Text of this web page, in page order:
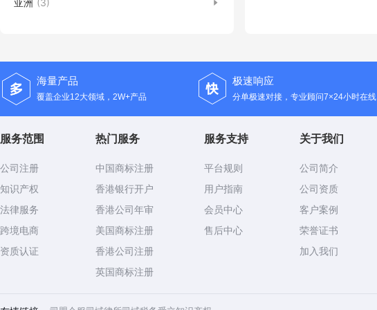
亚洲 (3)
海量产品
覆盖企业12大领域，2W+产品
极速响应
分单极速对接，专业顾问7×24小时在线
服务范围
公司注册
知识产权
法律服务
跨境电商
资质认证
热门服务
中国商标注册
香港银行开户
香港公司年审
美国商标注册
香港公司注册
英国商标注册
服务支持
平台规则
用户指南
会员中心
售后中心
关于我们
公司简介
公司资质
客户案例
荣誉证书
加入我们